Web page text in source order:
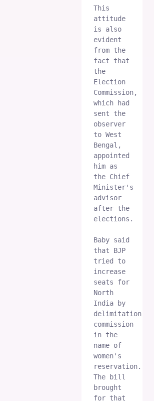
This
attitude
is also
evident
from the
fact that
the
Election
Commission,
which had
sent the
observer
to West
Bengal,
appointed
him as
the Chief
Minister's
advisor
after the
elections.
Baby said
that BJP
tried to
increase
seats for
North
India by
delimitation
commission
in the
name of
women's
reservation.
The bill
brought
for that